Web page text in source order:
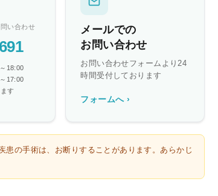
い合わせ
18:00
17:00
す
メールでの
お問い合わせ
お問い合わせフォームより24
時間受付しております
フォームへ ›
の手術は、お断りすることがあります。あらかじ